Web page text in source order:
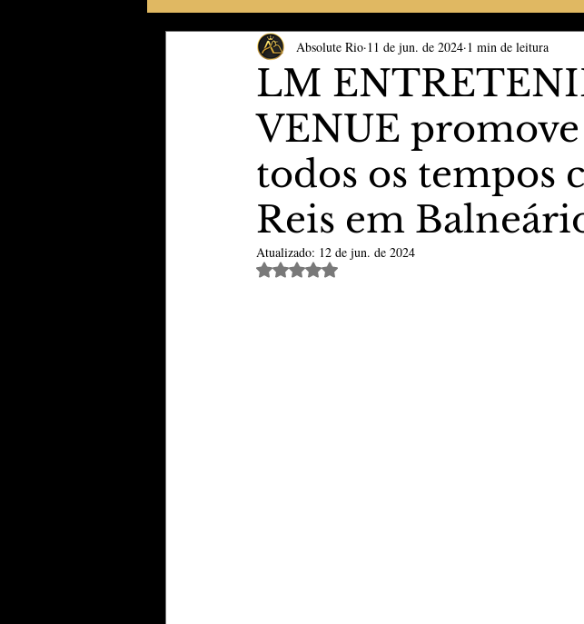
Gastronomia & Turismo Social & Estilos
TheVipClubBusiness Revistas The Vip Club Business
Educação & Tecnologia Esporte & Lazer
LM
VENUE
todos os tempos
Reis em
Absolute Rio 11 de jun. de 2024 1 min de leitura
Atualizado: 12 de jun. de 2024
Avaliado com NaN de 5 estrelas.